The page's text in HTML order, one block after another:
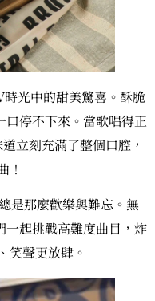
光中的甜美驚喜。酥脆
口停不下來。當歌唱得正
立刻充滿了整個口腔，
！
是那麼歡樂與難忘。無
起挑戰高難度曲目，炸
笑聲更放肆。